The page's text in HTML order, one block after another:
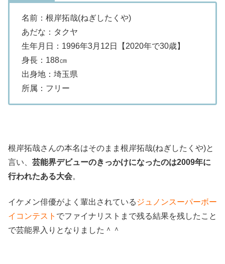
名前：根岸拓哉(ねぎしたくや)
あだな：タクヤ
生年月日：1996年3月12日【2020年で30歳】
身長：188㎝
出身地：埼玉県
所属：フリー
根岸拓哉さんの本名はそのまま根岸拓哉(ねぎしたくや)と
言い、 芸能界デビューのきっかけになったのは2009年に
行われたある大会。
イケメン俳優がよく輩出されている ジュノンスーパーボー
イコンテスト でファイナリストまで残る結果を残したこと
で芸能界入りとなりました＾＾